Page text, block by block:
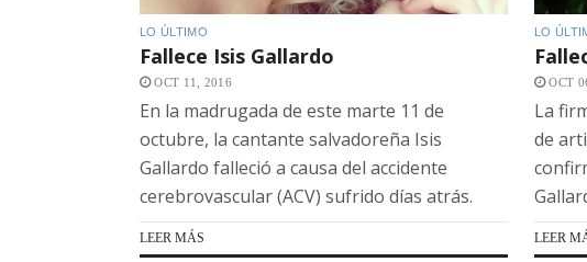
LO ÚLTIMO
Fallece Isis Gallardo
OCT 11, 2016
En la madrugada de este marte 11 de
octubre, la cantante salvadoreña Isis
Gallardo falleció a causa del accidente
cerebrovascular (ACV) sufrido días atrás.
LEER MÁS
LO
OCT
La
de
LEER